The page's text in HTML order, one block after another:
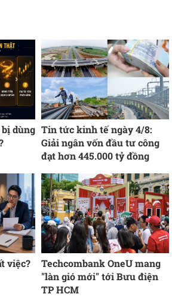
dùng Tin tức kinh tế ngày 4/8:
Giải ngân vốn đầu tư công
đạt hơn 445.000 tỷ đồng
việc?
Techcombank OneU mang
"làn gió mới" tới Bưu điện
TP HCM